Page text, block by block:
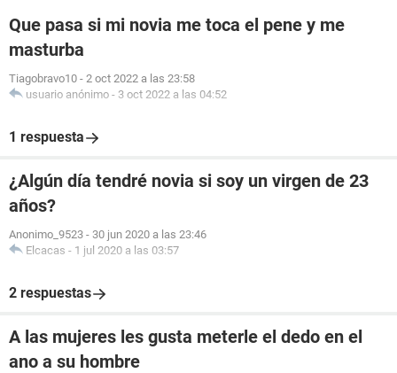
Que pasa si mi novia me toca el pene y me
masturba
Tiagobravo10 - 2 oct 2022 a las 23:58
usuario anónimo - 3 oct 2022 a las 04:52
1 respuesta
¿Algún día tendré novia si soy un virgen de 23
años?
Anonimo_9523 - 30 jun 2020 a las 23:46
Elcacas - 1 jul 2020 a las 03:57
2 respuestas
A las mujeres les gusta meterle el dedo en el
ano a su hombre